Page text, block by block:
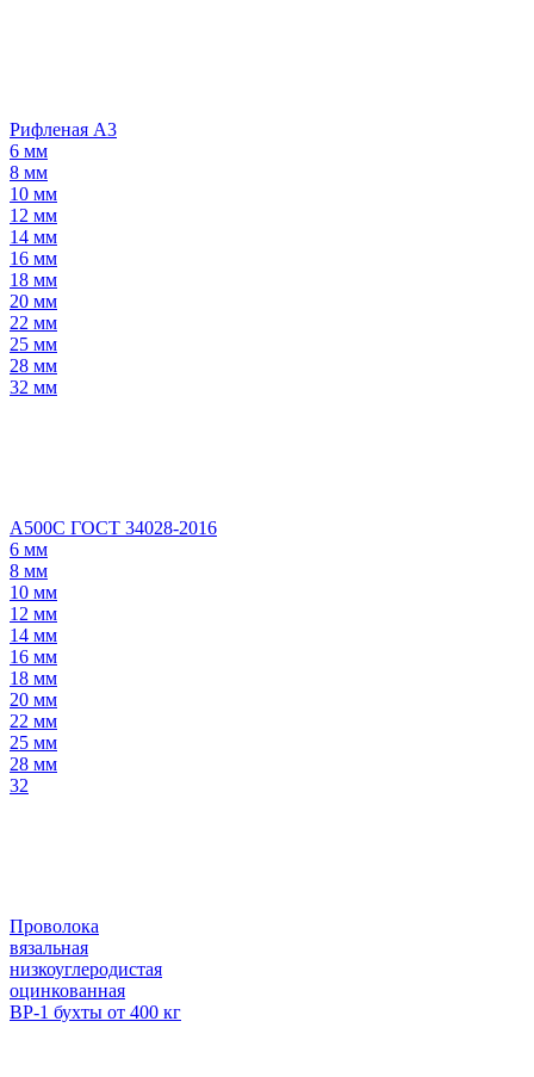
Рифленая А3
6 мм
8 мм
10 мм
12 мм
14 мм
16 мм
18 мм
20 мм
22 мм
25 мм
28 мм
32 мм
А500С ГОСТ 34028-2016
6 мм
8 мм
10 мм
12 мм
14 мм
16 мм
18 мм
20 мм
22 мм
25 мм
28 мм
32
Проволока
вязальная
низкоуглеродистая
оцинкованная
ВР-1 бухты от 400 кг